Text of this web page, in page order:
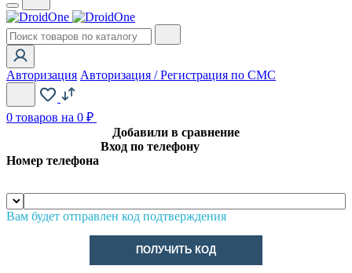
Авторизация Авторизация / Регистрация по СМС
0 товаров на 0 ₽
Добавили в сравнение
Вход по телефону
Номер телефона
Вам будет отправлен код подтверждения
ПОЛУЧИТЬ КОД